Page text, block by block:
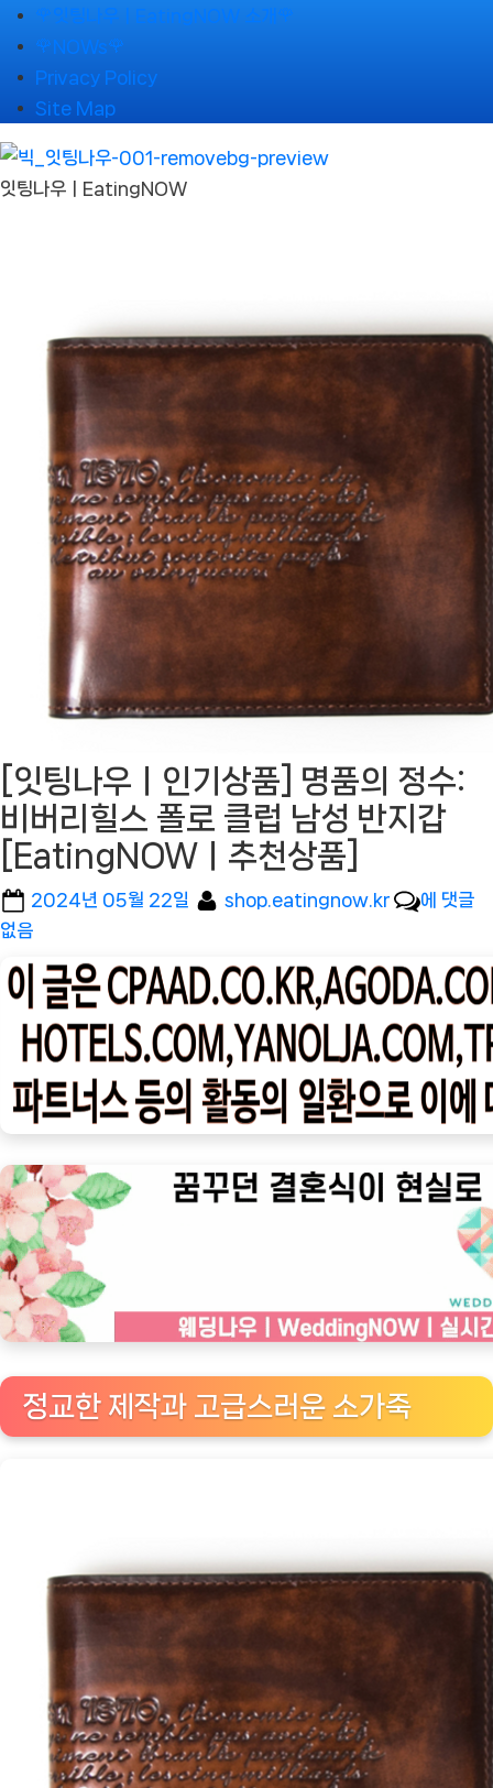
Skip
to
content
🌹잇팅나우ㅣEatingNOW 소개🌹
🌹NOWs🌹
Privacy Policy
Site Map
잇팅나우ㅣEatingNOW
[잇팅나우ㅣ인기상품] 명품의 정수:
비버리힐스 폴로 클럽 남성 반지갑
[EatingNOWㅣ추천상품]
Posted
on
2024년 05월 22일 By
shop.eatingnow.kr
[잇
우
ㅣ
인
기
상
명
품
럽
지
에 댓글
없음
정교한 제작과 고급스러운 소가죽